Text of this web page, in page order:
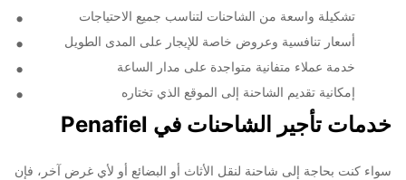
تشكيلة واسعة من الشاحنات لتناسب جميع الاحتياجات
أسعار تنافسية وعروض خاصة للإيجار على المدى الطويل
خدمة عملاء متفانية متواجدة على مدار الساعة
إمكانية تقديم الشاحنة إلى الموقع الذي تختاره
خدمات تأجير الشاحنات في Penafiel
سواء كنت بحاجة إلى شاحنة لنقل الأثاث أو البضائع أو لأي غرض آخر، فإن